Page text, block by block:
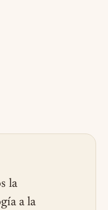
la
a la